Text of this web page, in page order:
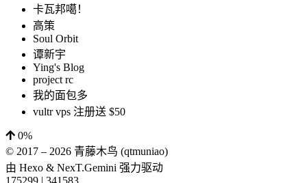
卡瓦邦噶！
高策
Soul Orbit
谭新宇
Ying's Blog
project rc
我的面包多
vultr vps 注册送 $50
0%
© 2017 – 2026 青藤木鸟 (qtmuniao)
由 Hexo & NexT.Gemini 强力驱动
175299 | 341583